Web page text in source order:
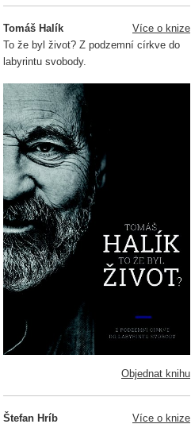
Tomáš Halík
Více o knize
To že byl život? Z podzemní církve do
labyrintu svobody.
Objednat knihu
Štefan Hríb Více o knize